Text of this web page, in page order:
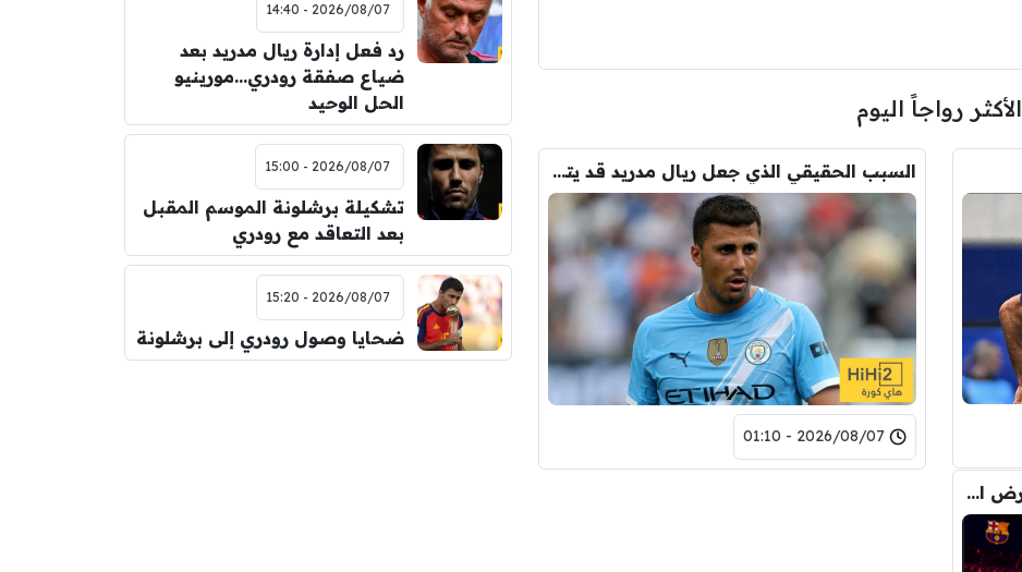
الأكثر رواجاً اليوم
السبب الحقيقي الذي جعل ريال مدريد قد يتنازل لبرشلونة عن رودري
2026/08/07 - 01:10
راتب رودري مع برشلونة .. تفاصيل العرض الأول
2026/08/07 - 14:40
رد فعل إدارة ريال مدريد بعد
ضياع صفقة رودري…مورينيو
الحل الوحيد
2026/08/07 - 15:00
تشكيلة برشلونة الموسم المقبل
بعد التعاقد مع رودري
2026/08/07 - 15:20
ضحايا وصول رودري إلى برشلونة